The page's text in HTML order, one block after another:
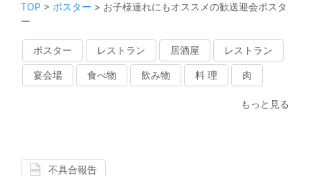
TOP > ポスター > お子様連れにもオススメの歓送迎会ポスタ
ー
ポスター レストラン 居酒屋 レストラン
宴会場 食べ物 飲み物 料 理 肉
もっと見る
不具合報告